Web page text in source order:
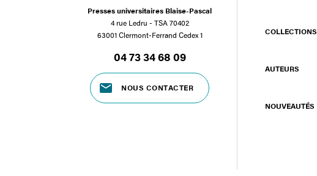
Presses universitaires Blaise-Pascal
4 rue Ledru - TSA 70402
63001 Clermont-Ferrand Cedex 1
04 73 34 68 09
NOUS CONTACTER
COLLECTIONS
AUTEURS
NOUVEAUTÉS